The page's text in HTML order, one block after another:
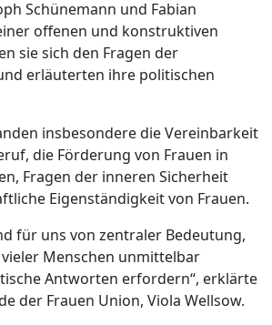
Schünemann und Fabian
offenen und konstruktiven
sie sich den Fragen der
erläuterten ihre politischen
insbesondere die Vereinbarkeit
die Förderung von Frauen in
Fragen der inneren Sicherheit
Eigenständigkeit von Frauen.
für uns von zentraler Bedeutung,
Menschen unmittelbar
Antworten erfordern“, erklärte
der Frauen Union, Viola Wellsow.